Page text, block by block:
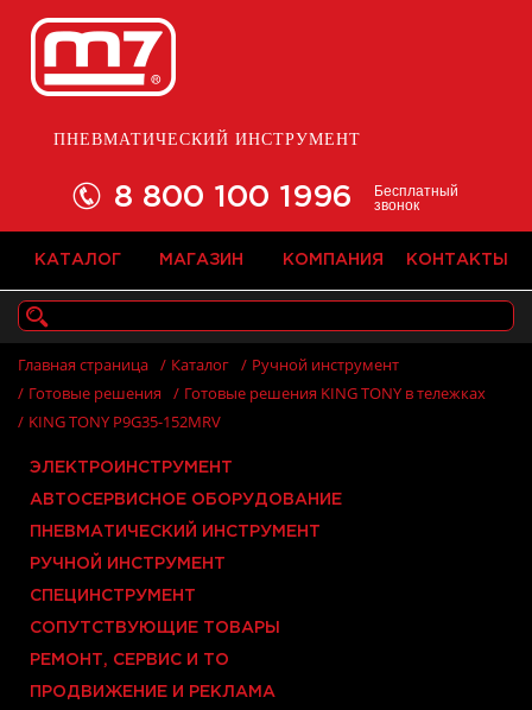
ПНЕВМАТИЧЕСКИЙ ИНСТРУМЕНТ
8 800 100 1996 Бесплатный
звонок
КАТАЛОГ МАГАЗИН КОМПАНИЯ КОНТАКТЫ
Главная страница / Каталог / Ручной инструмент
/ Готовые решения / Готовые решения KING TONY в тележках
/ KING TONY P9G35-152MRV
ЭЛЕКТРОИНСТРУМЕНТ
АВТОСЕРВИСНОЕ ОБОРУДОВАНИЕ
ПНЕВМАТИЧЕСКИЙ ИНСТРУМЕНТ
РУЧНОЙ ИНСТРУМЕНТ
СПЕЦИНСТРУМЕНТ
СОПУТСТВУЮЩИЕ ТОВАРЫ
РЕМОНТ, СЕРВИС И ТО
ПРОДВИЖЕНИЕ И РЕКЛАМА